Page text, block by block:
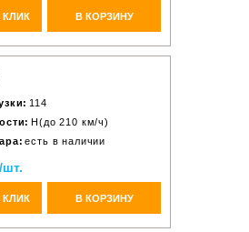
КЛИК В КОРЗИНУ
114
H(до 210 км/ч)
есть в наличии
шт.
КЛИК В КОРЗИНУ